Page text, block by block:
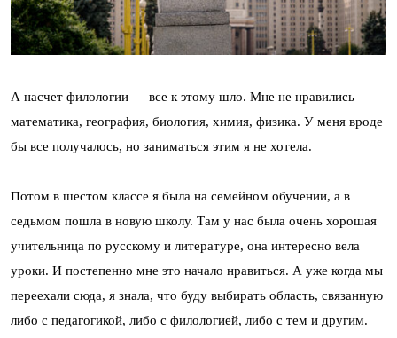
А насчет филологии — все к этому шло. Мне не нравились
математика, география, биология, химия, физика. У меня вроде
бы все получалось, но заниматься этим я не хотела.
Потом в шестом классе я была на семейном обучении, а в
седьмом пошла в новую школу. Там у нас была очень хорошая
учительница по русскому и литературе, она интересно вела
уроки. И постепенно мне это начало нравиться. А уже когда мы
переехали сюда, я знала, что буду выбирать область, связанную
либо с педагогикой, либо с филологией, либо с тем и другим.